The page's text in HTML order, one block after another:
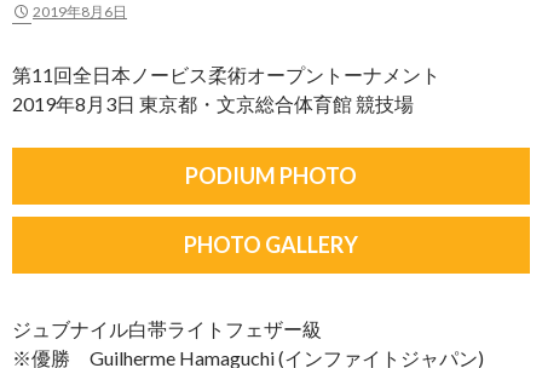
2019年8月6日
第11回全日本ノービス柔術オープントーナメント
2019年8月3日 東京都・文京総合体育館 競技場
PODIUM PHOTO
PHOTO GALLERY
ジュブナイル白帯ライトフェザー級
※優勝 Guilherme Hamaguchi (インファイトジャパン)